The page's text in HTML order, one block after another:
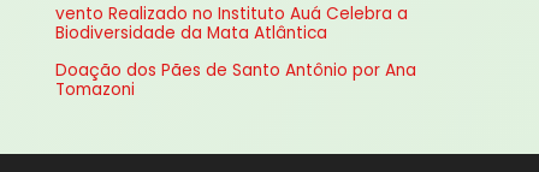
o
:
vento Realizado no Instituto Auá Celebra a
Biodiversidade da Mata Atlântica
Doação dos Pães de Santo Antônio por Ana
Tomazoni